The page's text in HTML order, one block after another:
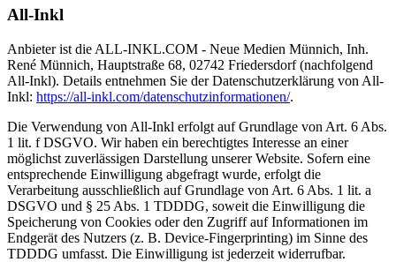
All-Inkl
Anbieter ist die ALL-INKL.COM - Neue Medien Münnich, Inh.
René Münnich, Hauptstraße 68, 02742 Friedersdorf (nachfolgend
All-Inkl). Details entnehmen Sie der Datenschutzerklärung von All-
Inkl: https://all-inkl.com/datenschutzinformationen/.
Die Verwendung von All-Inkl erfolgt auf Grundlage von Art. 6 Abs.
1 lit. f DSGVO. Wir haben ein berechtigtes Interesse an einer
möglichst zuverlässigen Darstellung unserer Website. Sofern eine
entsprechende Einwilligung abgefragt wurde, erfolgt die
Verarbeitung ausschließlich auf Grundlage von Art. 6 Abs. 1 lit. a
DSGVO und § 25 Abs. 1 TDDDG, soweit die Einwilligung die
Speicherung von Cookies oder den Zugriff auf Informationen im
Endgerät des Nutzers (z. B. Device-Fingerprinting) im Sinne des
TDDDG umfasst. Die Einwilligung ist jederzeit widerrufbar.